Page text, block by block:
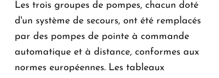
ouvrira ses portes à Dilijan
Les trois groupes de pompes, chacun doté
d'un système de secours, ont été remplacés
par des pompes de pointe à commande
automatique et à distance, conformes aux
normes européennes. Les tableaux